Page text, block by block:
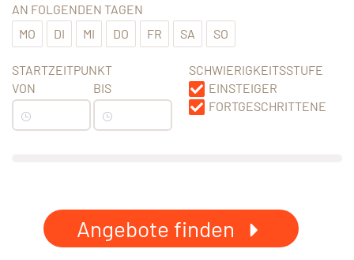
AN FOLGENDEN TAGEN
MO
DI MI DO FR SA SO
STARTZEITPUNKT
VON
BIS
SCHWIERIGKEITSSTUFE
EINSTEIGER
FORTGESCHRITTENE
Angebote finden